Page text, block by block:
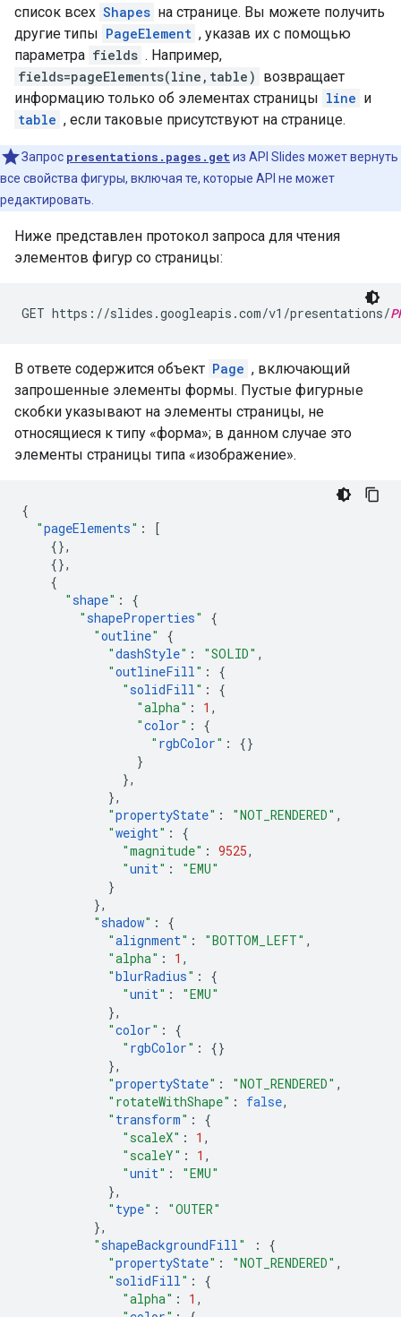
список всех Shapes на странице. Вы можете получить
другие типы PageElement , указав их с помощью
параметра fields . Например,
fields=pageElements(line,table) возвращает
информацию только об элементах страницы line и
table , если таковые присутствуют на странице.
Запрос presentations.pages.get из API Slides может вернуть
все свойства фигуры, включая те, которые API не может
редактировать.
Ниже представлен протокол запроса для чтения
элементов фигур со страницы:
GET https://slides.googleapis.com/v1/presentations/
В ответе содержится объект Page , включающий
запрошенные элементы формы. Пустые фигурные
скобки указывают на элементы страницы, не
относящиеся к типу «форма»; в данном случае это
элементы страницы типа «изображение».
{
"pageElements" :
[
{},
{},
{
"shape" :
{
"shapeProperties"
{
"outline"
{
"dashStyle" : "SOLID" ,
"outlineFill" :
{
"solidFill" :
{
"alpha" : 1 ,
"color" :
{
" rgbColor" :
{}
}
},
},
"propertyState" : "NOT_RENDERED" ,
"weight" :
{
"magnitude" : 9525,
"unit" :
"EMU"
}
},
"shadow" :
{
"alignment" : "BOTTOM_LEFT" ,
"alpha" : 1 ,
"blurRadius" :
{
"unit" :
"EMU"
},
"color" :
{
" rgbColor" :
{}
},
"propertyState" : "NOT_RENDERED" ,
"rotateWithShape" : false,
" transform" :
{
"scaleX" : 1 ,
"scaleY" : 1 ,
"unit" :
"EMU"
},
" type" :
"OUTER"
},
"shapeBackgroundFill" :
{
"propertyState" : "NOT_RENDERED" ,
"solidFill" :
{
"alpha" : 1 ,